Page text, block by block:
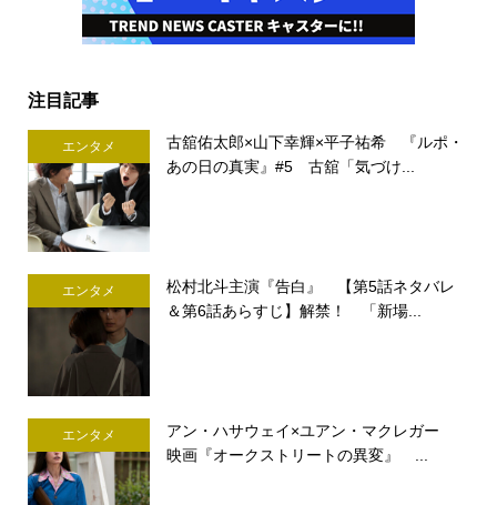
注目記事
エンタメ
古舘佑太郎×山下幸輝×平子祐希 『ルポ・
あの日の真実』#5 古舘「気づけ...
エンタメ
松村北斗主演『告白』 【第5話ネタバレ
＆第6話あらすじ】解禁！ 「新場...
エンタメ
アン・ハサウェイ×ユアン・マクレガー
映画『オークストリートの異変』 ...